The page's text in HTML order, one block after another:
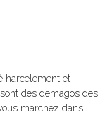
harcelement et
des demagos des
marchez dans